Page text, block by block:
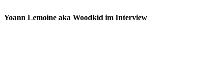
Yoann Lemoine aka Woodkid im Interview